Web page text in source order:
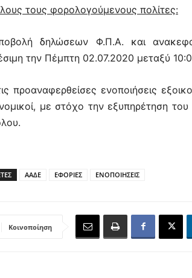
τους φορολογούμενους πολίτες:
δηλώσεων Φ.Π.Α. και
την Πέμπτη 02.07.2020 μεταξύ
προαναφερθείσες ενοποιήσεις
με στόχο την εξυπηρέτηση
ΑΑΔΕ ΕΦΟΡΙΕΣ ΕΝΟΠΟΙΗΣΕΙΣ
Κοινοποίηση